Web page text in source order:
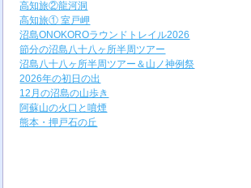
高知旅②龍河洞
高知旅① 室戸岬
沼島ONOKOROラウンドトレイル2026
節分の沼島八十八ヶ所半周ツアー
沼島八十八ヶ所半周ツアー＆山ノ神例祭
2026年の初日の出
12月の沼島の山歩き
阿蘇山の火口と噴煙
熊本・押戸石の丘